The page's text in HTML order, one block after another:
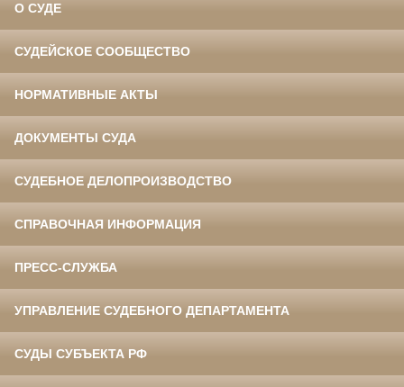
О СУДЕ
СУДЕЙСКОЕ СООБЩЕСТВО
НОРМАТИВНЫЕ АКТЫ
ДОКУМЕНТЫ СУДА
СУДЕБНОЕ ДЕЛОПРОИЗВОДСТВО
СПРАВОЧНАЯ ИНФОРМАЦИЯ
ПРЕСС-СЛУЖБА
УПРАВЛЕНИЕ СУДЕБНОГО ДЕПАРТАМЕНТА
СУДЫ СУБЪЕКТА РФ